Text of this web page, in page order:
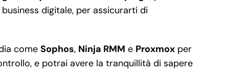
digitale, per assicurarti di
come Sophos, Ninja RMM e Proxmoxper
e potrai avere la tranquillità di sapere